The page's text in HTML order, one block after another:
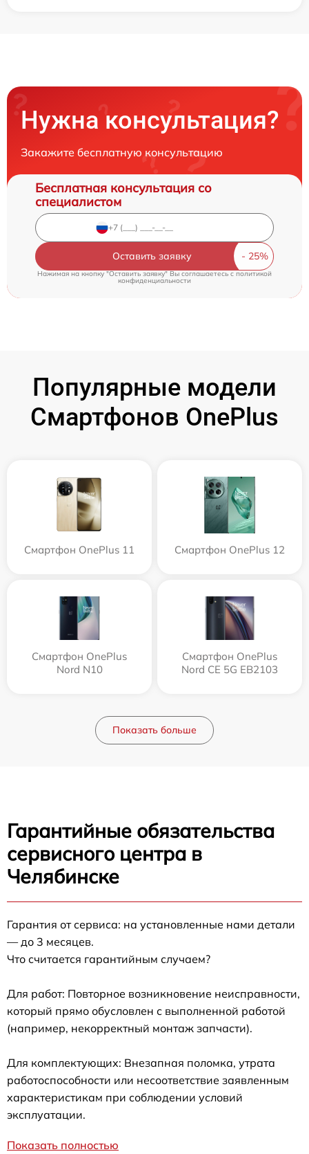
Нужна консультация?
Закажите бесплатную консультацию
Бесплатная консультация со
специалистом
Оставить заявку
Нажимая на кнопку "Оставить заявку" Вы соглашаетесь cполитикой
конфиденциальности
Популярные модели
Смартфонов OnePlus
Смартфон OnePlus 11 Смартфон OnePlus 12
Смартфон OnePlus
Nord N10
Смартфон OnePlus
Nord CE 5G EB2103
Показать больше
Гарантийные обязательства
сервисного центра в
Челябинске
Гарантия от сервиса: на установленные нами детали
— до 3 месяцев.
Что считается гарантийным случаем?
Для работ: Повторное возникновение неисправности,
который прямо обусловлен с выполненной работой
(например, некорректный монтаж запчасти).
Для комплектующих: Внезапная поломка, утрата
работоспособности или несоответствие заявленным
характеристикам при соблюдении условий
эксплуатации.
Показать полностью